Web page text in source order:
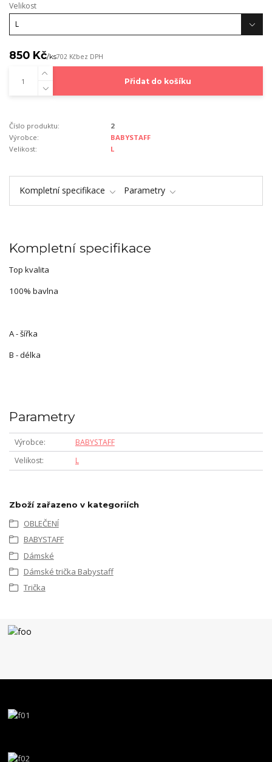
Velikost
850 Kč/ks702 Kčbez DPH
Přidat do košíku
Číslo produktu:
2
Výrobce:
BABYSTAFF
Velikost:
L
Kompletní specifikace Parametry
Kompletní specifikace
Top kvalita
100% bavlna
A - šířka
B - délka
Parametry
Výrobce
BABYSTAFF
Velikost
L
Zboží zařazeno v kategoriích
OBLEČENÍ
BABYSTAFF
Dámské
Dámské trička Babystaff
Trička